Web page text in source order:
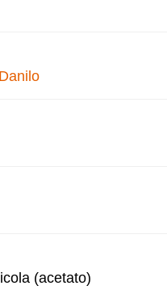
(acetato)